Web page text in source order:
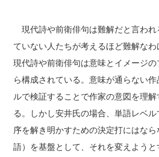
現代詩や前衛俳句は難解だと言わ
ていない人たちが考えるほど難解な
現代詩や前衛俳句は意味とイメージ
ら構成されている。意味が通らない
ルで検証することで作家の意図を理
る。しかし安井氏の場合、単語レベ
序を解き明かすための決定打にはな
語）を基盤として、それを変えよう